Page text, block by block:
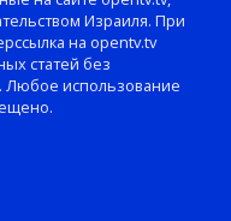
Израиля. При
на opentv.tv
статей без
Любое использование